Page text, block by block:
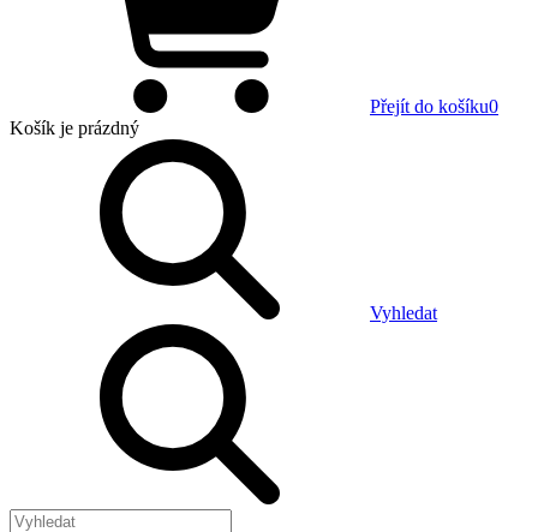
Přejít do košíku0
Košík je prázdný
Vyhledat